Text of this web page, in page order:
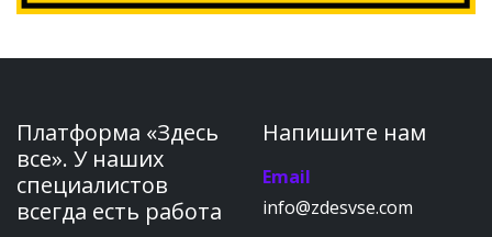
Платформа «Здесь
все». У наших
специалистов
всегда есть работа
Напишите нам
Email
info@zdesvse.com